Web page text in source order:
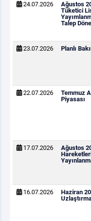
24.07.2026
Ağustos
Tüketici
Talep
23.07.2026 Planlı
22.07.2026
Temmuz
Piyasası
17.07.2026
Ağustos
16.07.2026
Haziran